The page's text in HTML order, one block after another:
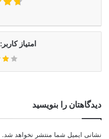
امتیاز کاربر:
دیدگاهتان را بنویسید
نشانی ایمیل شما منتشر نخواهد شد.